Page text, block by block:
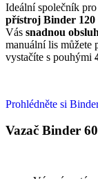
Ideální společník
přístroj Binder 120
Vás snadnou
manuální lis můžete
vystačíte s pouhými
Prohlédněte si
Vazač Binder 60